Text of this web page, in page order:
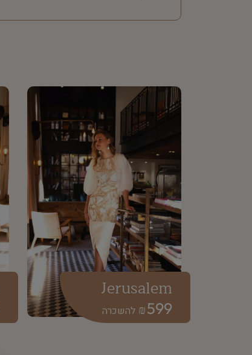
599
₪
Jerusalem